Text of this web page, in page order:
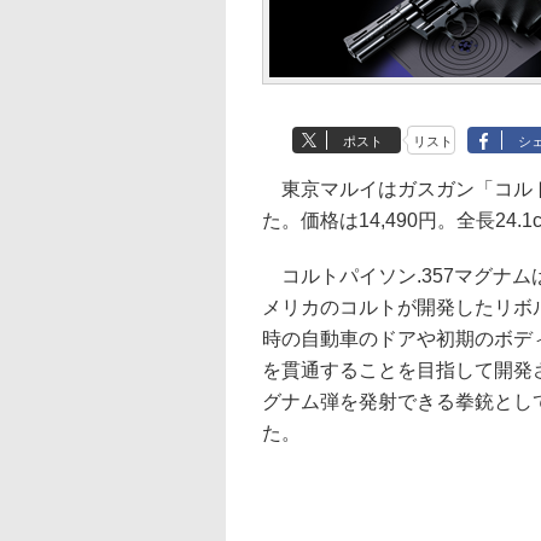
ポスト リスト シ
東京マルイはガスガン「コ
た。価格は14,490円。全長
コルトパイソン.357マグナム
メリカのコルトが開発したリボ
時の自動車のドアや初期のボデ
を貫通することを目指して開発
グナム弾を発射できる拳銃とし
た。